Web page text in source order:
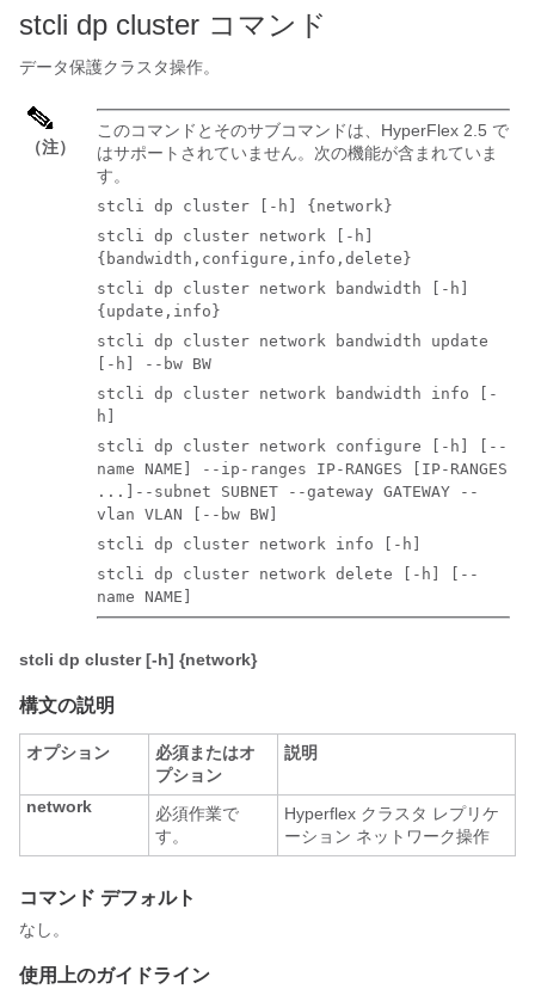
stcli dp cluster コマンド
データ保護クラスタ操作。
（注）
このコマンドとそのサブコマンドは、HyperFlex 2.5 で
はサポートされていません。次の機能が含まれていま
す。
stcli dp cluster [-h] {network}
stcli dp cluster network [-h]
{bandwidth,configure,info,delete}
stcli dp cluster network bandwidth [-h]
{update,info}
stcli dp cluster network bandwidth update
[-h] --bw BW
stcli dp cluster network bandwidth info [-
h]
stcli dp cluster network configure [-h] [--
name NAME] --ip-ranges IP-RANGES [IP-RANGES
...]--subnet SUBNET --gateway GATEWAY --
vlan VLAN [--bw BW]
stcli dp cluster network info [-h]
stcli dp cluster network delete [-h] [--
name NAME]
stcli dp cluster [-h] {network}
構文の説明
オプション
必須またはオ
プション
説明
network
必須作業で
す。
Hyperflex クラスタ レプリケ
ーション ネットワーク操作
コマンド デフォルト
なし。
使用上のガイドライン